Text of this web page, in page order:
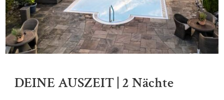
DEINE AUSZEIT | 2 Nächte